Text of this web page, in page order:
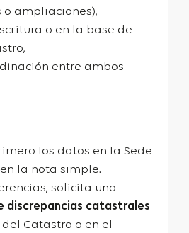
o ampliaciones),
o en la base de
entre ambos
los datos en la Sede
la nota simple.
solicita una
discrepancias catastrales
Catastro o en el